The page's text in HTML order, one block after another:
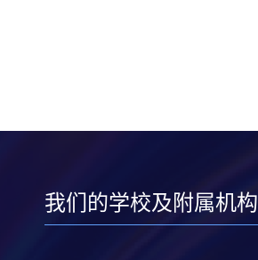
我们的学校及附属机构